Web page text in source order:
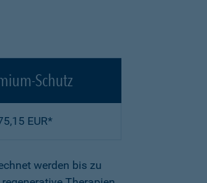
Schutz
EUR*
werden bis zu